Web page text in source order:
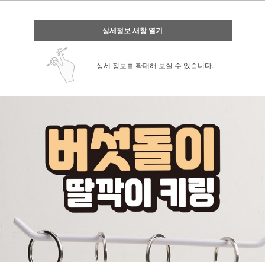
상세정보 새창 열기
상세 정보를 확대해 보실 수 있습니다.